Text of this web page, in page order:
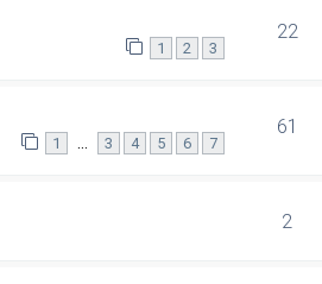
1 2 3
22
1 … 3 4 5 6 7
61
2